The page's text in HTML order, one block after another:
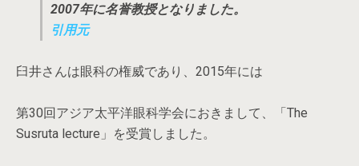
2007年に名誉教授となりました。
引用元
臼井さんは眼科の権威であり、2015年には
第30回アジア太平洋眼科学会におきまして、「The
Susruta lecture」を受賞しました。